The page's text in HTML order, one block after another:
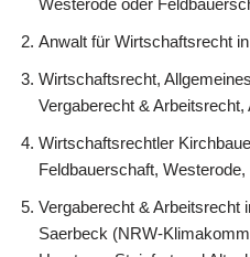
Westerode oder
Anwalt für Wirtschaftsrecht
Wirtschaftsrecht,
Vergaberecht &
Wirtschaftsrechtler
Feldbauerschaft,
Vergaberecht & Arbeitsrecht
Saerbeck (NRW-